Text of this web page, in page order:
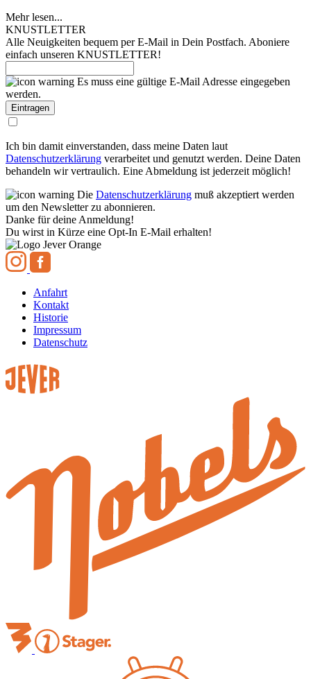
Mehr lesen...
KNUSTLETTER
Alle Neuigkeiten bequem per E-Mail in Dein Postfach. Aboniere
einfach unseren KNUSTLETTER!
Es muss eine gültige E-Mail Adresse eingegeben
werden.
Ich bin damit einverstanden, dass meine Daten laut
Datenschutzerklärung verarbeitet und genutzt werden. Deine Daten
behandeln wir vertraulich. Eine Abmeldung ist jederzeit möglich!
Die Datenschutzerklärung muß akzeptiert werden
um den Newsletter zu abonnieren.
Danke für deine Anmeldung!
Du wirst in Kürze eine Opt-In E-Mail erhalten!
Anfahrt
Kontakt
Historie
Impressum
Datenschutz